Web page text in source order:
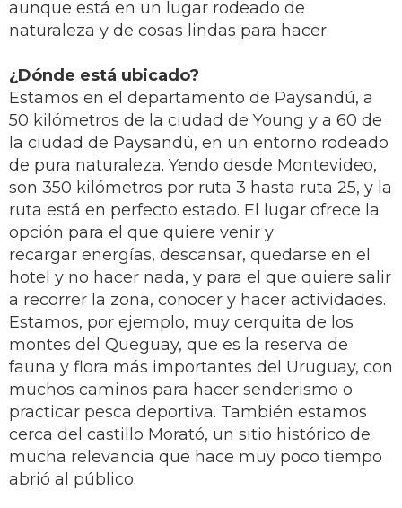
aunque está en un lugar rodeado de
naturaleza y de cosas lindas para hacer.
¿Dónde está ubicado?
Estamos en el departamento de Paysandú, a
50 kilómetros de la ciudad de Young y a 60 de
la ciudad de Paysandú, en un entorno rodeado
de pura naturaleza. Yendo desde Montevideo,
son 350 kilómetros por ruta 3 hasta ruta 25, y la
ruta está en perfecto estado. El lugar ofrece la
opción para el que quiere venir y
recargar energías, descansar, quedarse en el
hotel y no hacer nada, y para el que quiere salir
a recorrer la zona, conocer y hacer actividades.
Estamos, por ejemplo, muy cerquita de los
montes del Queguay, que es la reserva de
fauna y flora más importantes del Uruguay, con
muchos caminos para hacer senderismo o
practicar pesca deportiva. También estamos
cerca del castillo Morató, un sitio histórico de
mucha relevancia que hace muy poco tiempo
abrió al público.